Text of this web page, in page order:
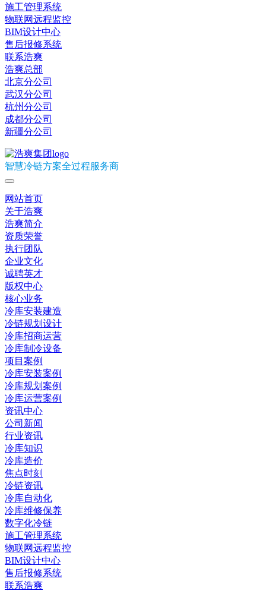
施工管理系统
物联网远程监控
BIM设计中心
售后报修系统
联系浩爽
浩爽总部
北京分公司
武汉分公司
杭州分公司
成都分公司
新疆分公司
智慧冷链方案全过程服务商
网站首页
关于浩爽
浩爽简介
资质荣誉
执行团队
企业文化
诚聘英才
版权中心
核心业务
冷库安装建造
冷链规划设计
冷库招商运营
冷库制冷设备
项目案例
冷库安装案例
冷库规划案例
冷库运营案例
资讯中心
公司新闻
行业资讯
冷库知识
冷库造价
焦点时刻
冷链资讯
冷库自动化
冷库维修保养
数字化冷链
施工管理系统
物联网远程监控
BIM设计中心
售后报修系统
联系浩爽